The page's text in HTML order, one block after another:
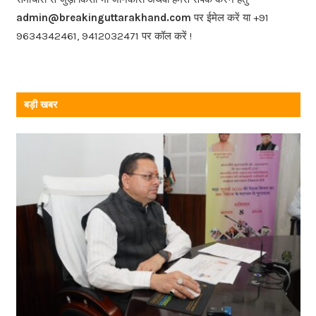
o
k
admin@breakinguttarakhand.com पर ईमेल करें या +91
9634342461, 9412032471 पर कॉल करें !
बड़ी खबर